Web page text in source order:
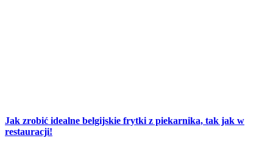
Jak zrobić idealne belgijskie frytki z piekarnika, tak jak w
restauracji!